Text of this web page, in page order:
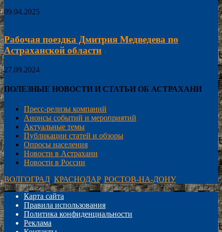
09.04.2025
Рабочая поездка Дмитрия Медведева по
Астраханской области
27.09.2024
ПОЛЕЗНЫЕ НОВОСТИ И СТАТЬИ ОБ АСТРАХАНИ
Пресс-релизы компаний
Анонсы событий и мероприятий
Актуальные темы
Публикации статей и обзоры
Опросы населения
Новости в Астрахани
Новости в России
ВОЛГОГРАД, КРАСНОДАР, РОСТОВ-НА-ДОНУ
Карта сайта
Правила использования
Политика конфиденциальности
Реклама